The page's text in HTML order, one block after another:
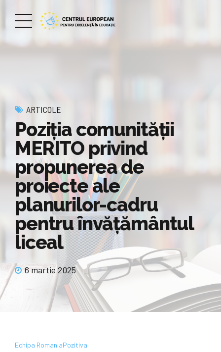
ARTICOLE
Poziţia comunităţii
MERITO privind
propunerea de
proiecte ale
planurilor-cadru
pentru învăţământul
liceal
6 martie 2025
Echipa RomaniaPozitiva